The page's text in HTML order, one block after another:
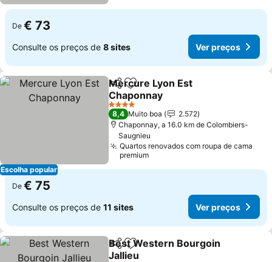
De € 73
Consulte os preços de 8 sites Ver preços
Escolha popular
PartilharAdicionar aos favoritos
Mercure Lyon Est
Chaponnay
4 Estrelas
8,4 Muito boa
2.572
Chaponnay, a 16.0 km de Colombiers-
Saugnieu
Quartos renovados com roupa de cama
premium
De € 75
Consulte os preços de 11 sites Ver preços
PartilharAdicionar aos favoritos
Best Western Bourgoin
Jallieu